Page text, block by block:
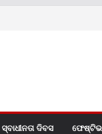
ସ୍ବାଧୀନତା ଦିବସ